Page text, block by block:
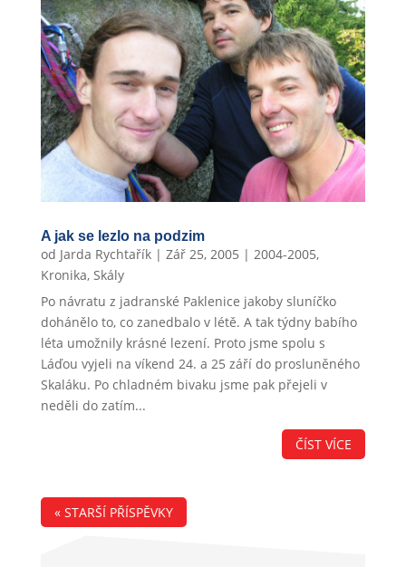
A jak se lezlo na podzim
od Jarda Rychtařík| Zář 25, 2005 | 2004-2005,
Kronika, Skály
Po návratu z jadranské Paklenice jakoby sluníčko
dohánělo to, co zanedbalo v létě. A tak týdny babího
léta umožnily krásné lezení. Proto jsme spolu s
Láďou vyjeli na víkend 24. a 25 září do prosluněného
Skaláku. Po chladném bivaku jsme pak přejeli v
neděli do zatím...
ČÍST VÍCE
« STARŠÍ PŘÍSPĚVKY